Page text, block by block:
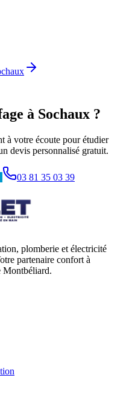
à Sochaux ?
à votre écoute pour étudier
devis personnalisé gratuit.
03 81 35 03 39
plomberie et électricité
partenaire confort à
Montbéliard.